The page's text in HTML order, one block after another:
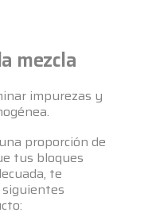
mezcla
impurezas y
proporción de
tus bloques
te